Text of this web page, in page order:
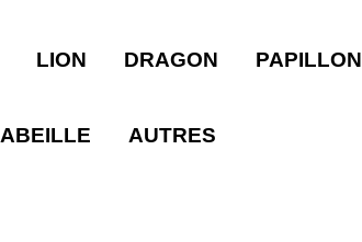
LION DRAGON PAPILLON
ABEILLE AUTRES